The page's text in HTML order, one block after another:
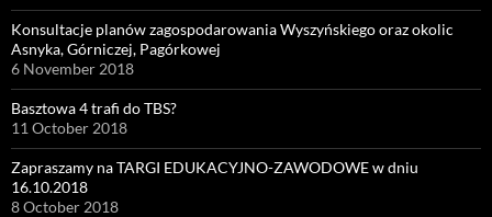
Konsultacje planów zagospodarowania Wyszyńskiego oraz okolic
Asnyka, Górniczej, Pagórkowej
6 November 2018
Basztowa 4 trafi do TBS?
11 October 2018
Zapraszamy na TARGI EDUKACYJNO-ZAWODOWE w dniu
16.10.2018
8 October 2018